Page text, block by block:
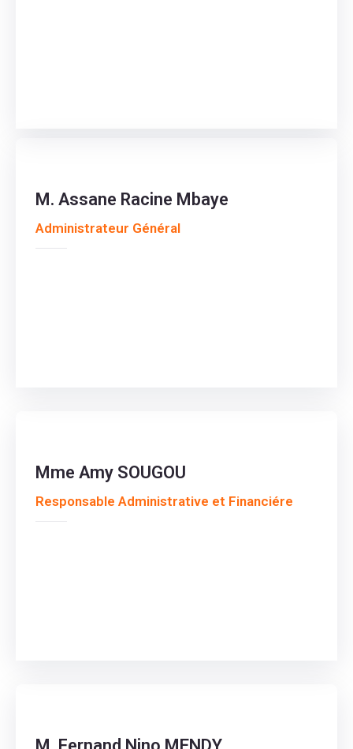
M. Assane Racine Mbaye
Administrateur Général
Mme Amy SOUGOU
Responsable Administrative et Financiére